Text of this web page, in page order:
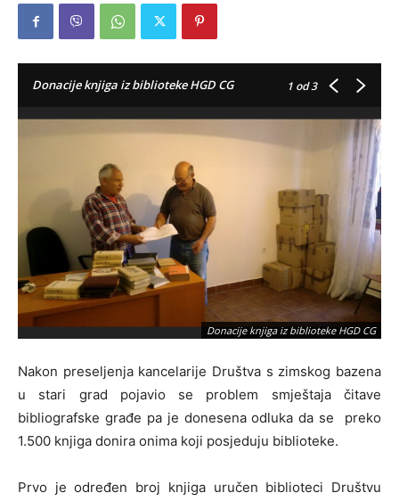
Donacije knjiga iz biblioteke HGD CG 1 od 3
Donacije knjiga iz biblioteke HGD CG
Nakon preseljenja kancelarije Društva s zimskog bazena
u stari grad pojavio se problem smještaja čitave
bibliografske građe pa je donesena odluka da se preko
1.500 knjiga donira onima koji posjeduju biblioteke.
Prvo je određen broj knjiga uručen biblioteci Društvu